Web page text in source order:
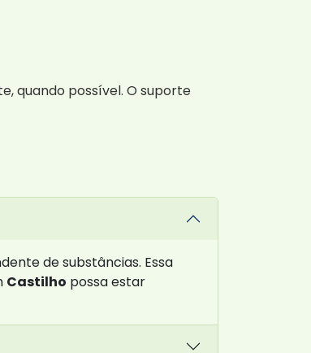
quando possível. O suporte
de substâncias. Essa
Castilho possa estar